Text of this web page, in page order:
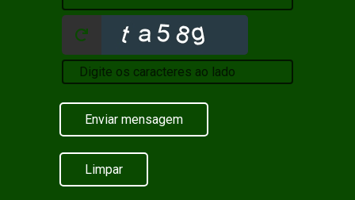
Enviar mensagem
Limpar